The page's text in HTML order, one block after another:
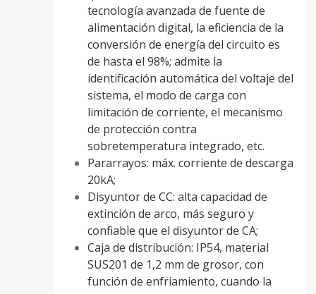
tecnología avanzada de fuente de
alimentación digital, la eficiencia de la
conversión de energía del circuito es
de hasta el 98%; admite la
identificación automática del voltaje del
sistema, el modo de carga con
limitación de corriente, el mecanismo
de protección contra
sobretemperatura integrado, etc.
Pararrayos: máx. corriente de descarga
20kA;
Disyuntor de CC: alta capacidad de
extinción de arco, más seguro y
confiable que el disyuntor de CA;
Caja de distribución: IP54, material
SUS201 de 1,2 mm de grosor, con
función de enfriamiento, cuando la